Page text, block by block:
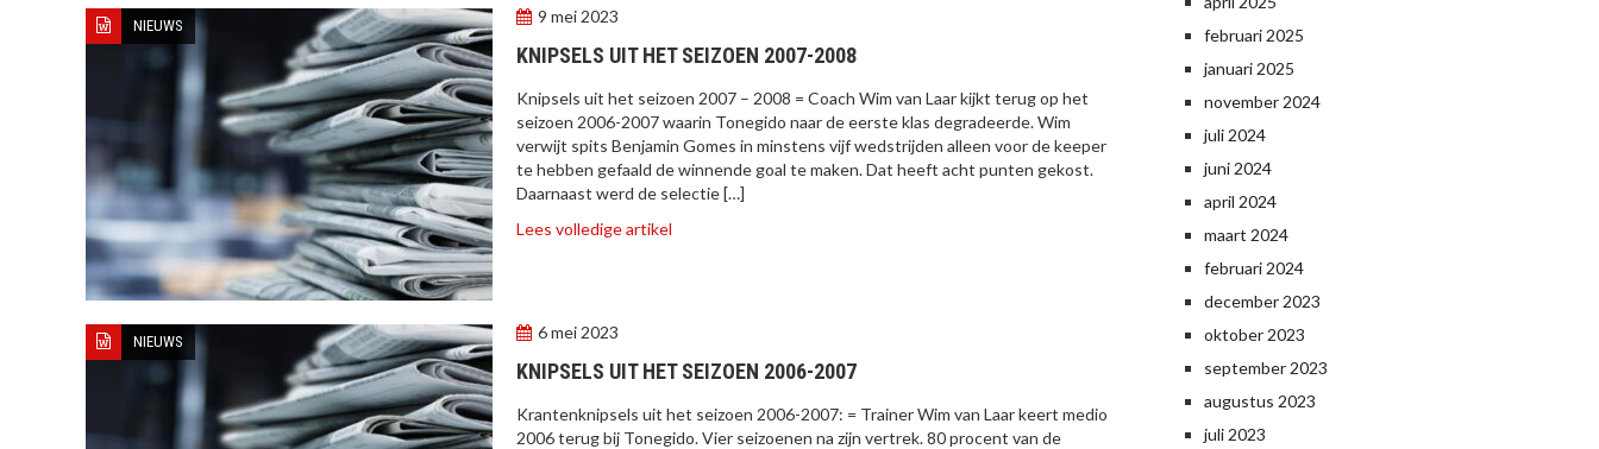
NIEUWS 9 mei 2023
KNIPSELS UIT HET SEIZOEN 2007-2008
Knipsels uit het seizoen 2007 – 2008 = Coach Wim van Laar kijkt terug op het
seizoen 2006-2007 waarin Tonegido naar de eerste klas degradeerde. Wim
verwijt spits Benjamin Gomes in minstens vijf wedstrijden alleen voor de keeper
te hebben gefaald de winnende goal te maken. Dat heeft acht punten gekost.
Daarnaast werd de selectie […]
Lees volledige artikel
NIEUWS 6 mei 2023
KNIPSELS UIT HET SEIZOEN 2006-2007
Krantenknipsels uit het seizoen 2006-2007: = Trainer Wim van Laar keert medio
2006 terug bij Tonegido. Vier seizoenen na zijn vertrek. 80 procent van de
februari 2025
januari 2025
november 2024
juli 2024
juni 2024
april 2024
maart 2024
februari 2024
december 2023
oktober 2023
september 2023
augustus 2023
juli 2023